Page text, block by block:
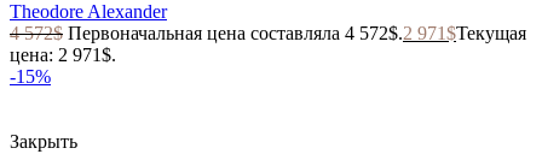
Theodore Alexander
4 572$ Первоначальная цена составляла 4 572$.2 971$Текущая
цена: 2 971$.
-15%
Закрыть